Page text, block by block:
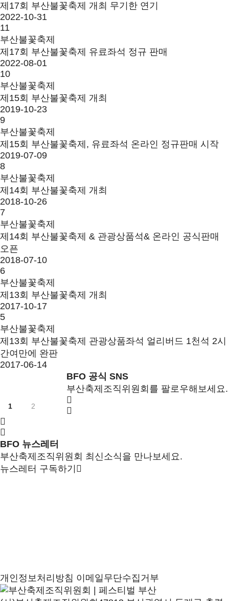
제17회 부산불꽃축제 개최 무기한 연기
2022-10-31
11
부산불꽃축제
제17회 부산불꽃축제 유료좌석 정규 판매
2022-08-01
10
부산불꽃축제
제15회 부산불꽃축제 개최
2019-10-23
9
부산불꽃축제
제15회 부산불꽃축제, 유료좌석 온라인 정규판매 시작
2019-07-09
8
부산불꽃축제
제14회 부산불꽃축제 개최
2018-10-26
7
부산불꽃축제
제14회 부산불꽃축제 & 관광상품석& 온라인 공식판매
오픈
2018-07-10
6
부산불꽃축제
제13회 부산불꽃축제 개최
2017-10-17
5
부산불꽃축제
제13회 부산불꽃축제 관광상품좌석 얼리버드 1천석 2시
간여만에 완판
2017-06-14
1 2
BFO 공식 SNS
부산축제조직위원회를 팔로우해보세요.
BFO 뉴스레터
부산축제조직위원회 최신소식을 만나보세요.
뉴스레터 구독하기
개인정보처리방침 이메일무단수집거부